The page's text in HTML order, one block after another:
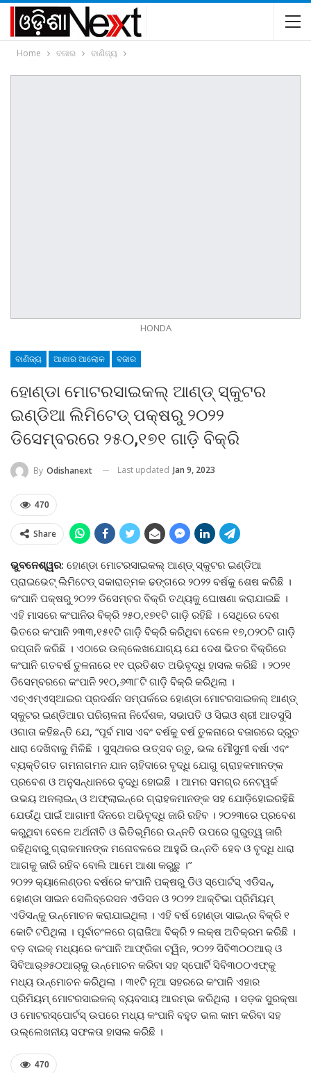
Home ବଜାର ବାଣିଜ୍ୟ
HONDA
ବାଣିଜ୍ୟ ଆଶାର ଆଲୋକ ବଜାର
ହୋଣ୍ଡା ମୋଟରସାଇକଲ୍ ଆଣ୍ଡ୍ ସ୍କୁଟର
ଇଣ୍ଡିଆ ଲିମିଟେଡ୍ ପକ୍ଷରୁ ୨୦୨୨
ଡିସେମ୍ବରରେ ୨୫୦,୧୭୧ ଗାଡ଼ି ବିକ୍ରି
By Odishanext Last updated Jan 9, 2023
470
Share
ଭୁବନେଶ୍ୱର: ହୋଣ୍ଡା ମୋଟରସାଇକଲ୍ ଆଣ୍ଡ୍ ସ୍କୁଟର ଇଣ୍ଡିଆ
ପ୍ରାଇଭେଟ୍ ଲିମିଟେଡ୍ ସକାରାତ୍ମକ ଢଙ୍ଗରେ ୨୦୨୨ ବର୍ଷକୁ ଶେଷ କରିଛି ।
କଂପାନି ପକ୍ଷରୁ ୨୦୨୨ ଡିସେମ୍ବର ବିକ୍ରି ତଥ୍ୟକୁ ଘୋଷଣା କରାଯାଇଛି ।
ଏହି ମାସରେ କଂପାନିର ବିକ୍ରି ୨୫୦,୧୭୧ଟି ଗାଡ଼ି ରହିଛି । ସେଥିରେ ଦେଶ
ଭିତରେ କଂପାନି ୨୩୩,୧୫୧ଟି ଗାଡ଼ି ବିକ୍ରି କରିଥିବା ବେଳେ ୧୭,୦୨୦ଟି ଗାଡ଼ି
ରପ୍ତାନି କରିଛି । ଏଠାରେ ଉଲ୍ଲେଖଯୋଗ୍ୟ ଯେ ଦେଶ ଭିତର ବିକ୍ରିରେ
କଂପାନି ଗତବର୍ଷ ତୁଳନାରେ ୧୧ ପ୍ରତିଶତ ଅଭିବୃଦ୍ଧି ହାସଲ କରିଛି । ୨୦୨୧
ଡିସେମ୍ବରରେ କଂପାନି ୨୧୦,୬୩୮ଟି ଗାଡ଼ି ବିକ୍ରି କରିଥିଲା ।
ଏଚ୍‌ଏମ୍‌ଏସ୍‌ଆଇର ପ୍ରଦର୍ଶନ ସମ୍ପର୍କରେ ହୋଣ୍ଡା ମୋଟରସାଇକଲ୍ ଆଣ୍ଡ୍
ସ୍କୁଟର ଇଣ୍ଡିଆର ପରିଚାଳନା ନିର୍ଦେଶକ, ସଭାପତି ଓ ସିଇଓ ଶ୍ରୀ ଆତସୁସି
ଓଗାତା କହିଛନ୍ତି ଯେ, “ପୂର୍ବ ମାସ ଏବଂ ବର୍ଷକୁ ବର୍ଷ ତୁଳନାରେ ବଜାରରେ ଦ୍ରୁତ
ଧାରା ଦେଖିବାକୁ ମିଳିଛି । ସୁସ୍ଥକର ଉତ୍ସବ ଋତୁ, ଭଲ ମୌସୁମୀ ବର୍ଷା ଏବଂ
ବ୍ୟକ୍ତିଗତ ଗମନାଗମନ ଯାନ ଚାହିଦାରେ ବୃଦ୍ଧି ଯୋଗୁ ଗ୍ରାହକମାନଙ୍କ
ପ୍ରବେଶ ଓ ଅନୁସନ୍ଧାନରେ ବୃଦ୍ଧି ହୋଇଛି । ଆମର ସମଗ୍ର ନେଟୱର୍କ
ଉଭୟ ଅନଲାଇନ୍ ଓ ଅଫ୍‌ଲାଇନ୍‌ରେ ଗ୍ରାହକମାନଙ୍କ ସହ ଯୋଡ଼ିହୋଇରହିଛି
ଯେଉଁଥି ପାଇଁ ଆଗାମୀ ଦିନରେ ଅଭିବୃଦ୍ଧି ଜାରି ରହିବ । ୨୦୨୩ରେ ପ୍ରବେଶ
କରୁଥିବା ବେଳେ ଅର୍ଥନୀତି ଓ ଭିତିଭୂମିରେ ଉନ୍ନତି ଉପରେ ଗୁରୁତ୍ୱ ଜାରି
ରହିଥିବାରୁ ଗ୍ରାକମାନଙ୍କ ମନୋବଳରେ ଆହୁରି ଉନ୍ନତି ହେବ ଓ ବୃଦ୍ଧି ଧାରା
ଆଗକୁ ଜାରି ରହିବ ବୋଲି ଆମେ ଆଶା କରୁଛୁ ।’’
୨୦୨୨ କ୍ୟାଲେଣ୍ଡର ବର୍ଷରେ କଂପାନି ପକ୍ଷରୁ ଡିଓ ସ୍ପୋର୍ଟସ୍ ଏଡିସନ୍‌,
ହୋଣ୍ଡା ସାଇନ ସେଲିବ୍ରେସନ ଏଡିସନ ଓ ୨୦୨୨ ଆକ୍ଟିଭା ପ୍ରିମିୟମ୍
ଏଡିସନ୍‌କୁ ଉନ୍ମୋଚନ କରାଯାଇଥିଲା । ଏହି ବର୍ଷ ହୋଣ୍ଡା ସାଇନ୍‌ର ବିକ୍ରି ୧
କୋଟି ଟପିଥିଲା । ପୂର୍ବାଚଂଳରେ ଗ୍ରାଜିଆ ବିକ୍ରି ୨ ଲକ୍ଷ ଅତିକ୍ରମ କରିଛି ।
ବଡ଼ ବାଇକ୍ ମଧ୍ୟରେ କଂପାନି ଆଫ୍ରିକା ଟ୍ୱିନ, ୨୦୨୨ ସିବି୩୦୦ଆର୍ ଓ
ସିବିଆର୍‌୬୫୦ଆର୍‌କୁ ଉନ୍ମୋଚନ କରିବା ସହ ସ୍ପୋର୍ଟି ସିବି୩୦୦ଏଫ୍‌କୁ
ମଧ୍ୟ ଉନ୍ମୋଚନ କରିଥିଲା । ୩୧ଟି ନୂଆ ସହରରେ କଂପାନି ଏହାର
ପ୍ରିମିୟମ୍ ମୋଟରସାଇକଲ୍ ବ୍ୟବସାୟ ଆରମ୍ଭ କରିଥିଲା । ସଡ଼କ ସୁରକ୍ଷା
ଓ ମୋଟରସ୍ପୋର୍ଟସ୍ ଉପରେ ମଧ୍ୟ କଂପାନି ବହୁତ ଭଲ କାମ କରିବା ସହ
ଉଲ୍ଲେଖନୀୟ ସଫଳତା ହାସଲ କରିଛି ।
470